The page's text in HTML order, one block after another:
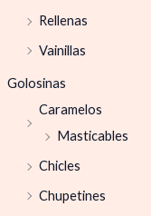
Rellenas
Vainillas
Golosinas
Caramelos
Masticables
Chicles
Chupetines